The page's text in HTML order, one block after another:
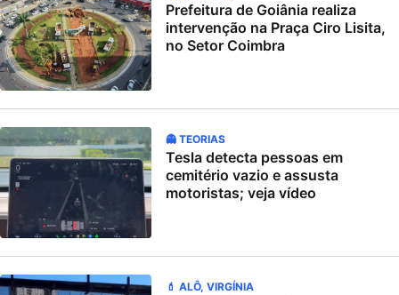
Prefeitura de Goiânia realiza
intervenção na Praça Ciro Lisita,
no Setor Coimbra
👻 TEORIAS
Tesla detecta pessoas em
cemitério vazio e assusta
motoristas; veja vídeo
💄 ALÔ, VIRGÍNIA